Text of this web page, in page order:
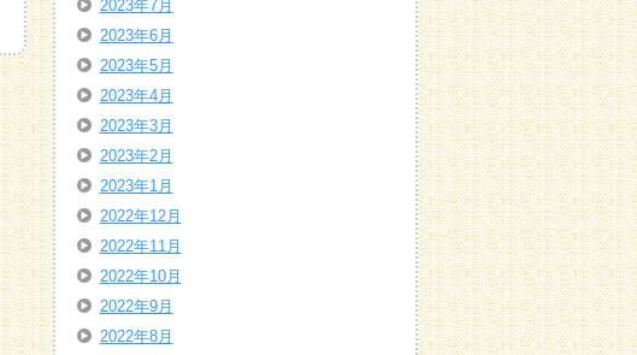
2023年7月
2023年6月
2023年5月
2023年4月
2023年3月
2023年2月
2023年1月
2022年12月
2022年11月
2022年10月
2022年9月
2022年8月